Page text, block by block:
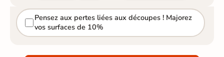
Pensez aux pertes liées aux découpes ! Majorez
vos surfaces de 10%